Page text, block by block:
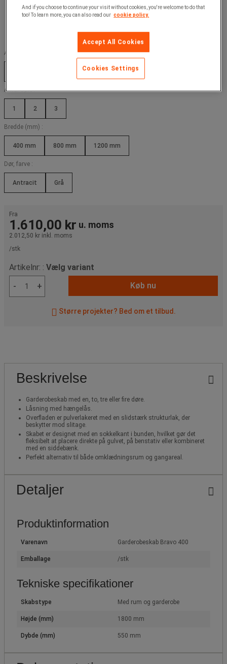
Antal skabe i bredde :
Antal døre :
1 2 3
Bredde (mm) :
400 mm 800 mm 1200 mm
Dør, farve :
Antracit Grå
Fra
1.610,00 kr u. moms
2.012,50 kr inkl. moms
/stk
Artikelnr: : Vælg variant
-
+ Køb nu
Større projekter? Bed om et tilbud.
Beskrivelse
Garderobeskab med en, to, tre eller fire døre.
Låsning med hængelås.
Overfladen er pulverlakeret med en slidstærk strukturlak, der
beskytter mod slitage.
Skabet er designet med en sokkelkant i bunden, hvilket gør det
fleksibelt at placere direkte på gulvet, på benstativ eller kombineret
med en siddebænk.
Perfekt alternativ til både omklædningsrum og gangareal.
Detaljer
Produktinformation
Varenavn Garderobeskab Bravo 400
Emballage /stk
Tekniske specifikationer
Skabstype Med rum og garderobe
Højde (mm) 1800 mm
Dybde (mm) 550 mm
And if you choose to continue your visit without cookies, you're welcome to do that
too! To learn more, you can also read our cookie policy.
Accept All Cookies
Cookies Settings